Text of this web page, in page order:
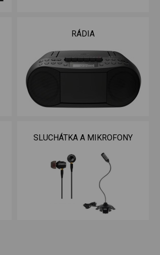
RÁDIA
SLUCHÁTKA A MIKROFONY